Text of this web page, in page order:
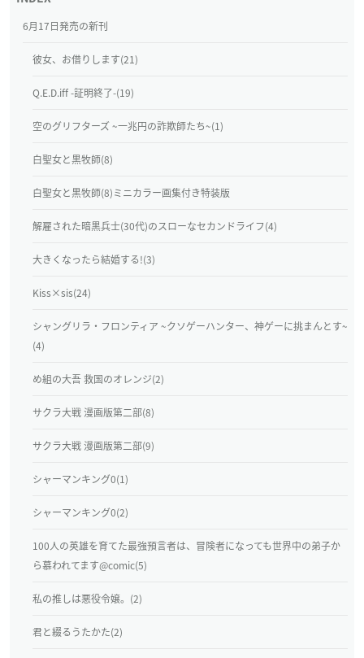
6月17日発売の新刊
彼女、お借りします(21)
Q.E.D.iff -証明終了-(19)
空のグリフターズ ~一兆円の詐欺師たち~(1)
白聖女と黒牧師(8)
白聖女と黒牧師(8)ミニカラー画集付き特装版
解雇された暗黒兵士(30代)のスローなセカンドライフ(4)
大きくなったら結婚する!(3)
Kiss×sis(24)
シャングリラ・フロンティア ~クソゲーハンター、神ゲーに挑まんとす~
(4)
め組の大吾 救国のオレンジ(2)
サクラ大戦 漫画版第二部(8)
サクラ大戦 漫画版第二部(9)
シャーマンキング0(1)
シャーマンキング0(2)
100人の英雄を育てた最強預言者は、冒険者になっても世界中の弟子か
ら慕われてます@comic(5)
私の推しは悪役令嬢。(2)
君と綴るうたかた(2)